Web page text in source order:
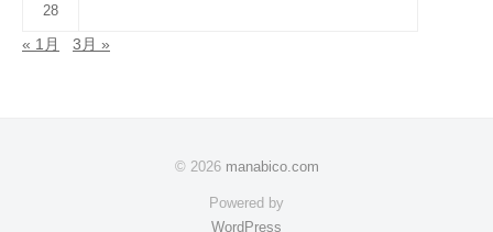
28
« 1月 3月 »
© 2026 manabico.com
Powered by
WordPress